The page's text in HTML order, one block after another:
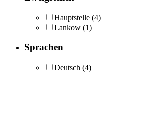
Hauptstelle (4)
Lankow (1)
Sprachen
Deutsch (4)